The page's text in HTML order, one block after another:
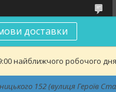
доставки
найближчого робочого дня
152 (вулиця Героїв